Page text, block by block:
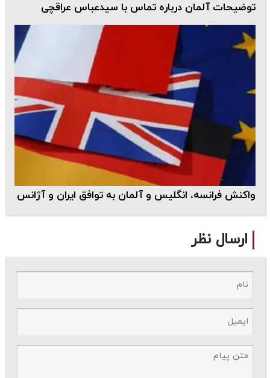
توضیحات آلمان درباره تماس با سیدعباس عراقچی
واکنش فرانسه، انگلیس و آلمان به توافق ایران و آژانس
ارسال نظر